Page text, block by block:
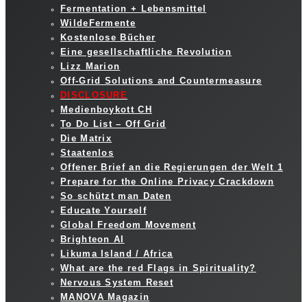
Fermentation + Lebensmittel
WildeFermente
Kostenlose Bücher
Eine gesellschaftliche Revolution
Lizz Marion
Off-Grid Solutions and Countermeasure
DISCLOSURE
Medienboykott CH
To Do List – Off Grid
Die Matrix
Staatenlos
Offener Brief an die Regierungen der Welt 1
Prepare for the Online Privacy Crackdown
So schützt man Daten
Educate Yourself
Global Freedom Movement
Brighteon AI
Likuma Island / Africa
What are the red Flags in Spirituality?
Nervous System Reset
MANOVA Magazin